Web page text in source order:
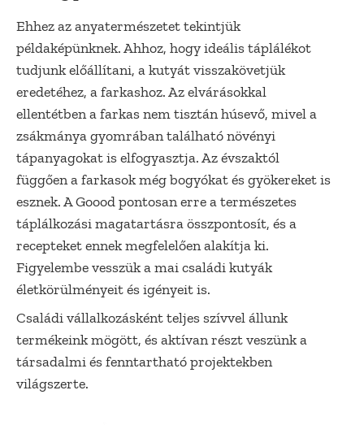
Ehhez az anyatermészetet tekintjük
példaképünknek. Ahhoz, hogy ideális táplálékot
tudjunk előállítani, a kutyát visszakövetjük
eredetéhez, a farkashoz. Az elvárásokkal
ellentétben a farkas nem tisztán húsevő, mivel a
zsákmánya gyomrában található növényi
tápanyagokat is elfogyasztja. Az évszaktól
függően a farkasok még bogyókat és gyökereket is
esznek. A Goood pontosan erre a természetes
táplálkozási magatartásra összpontosít, és a
recepteket ennek megfelelően alakítja ki.
Figyelembe vesszük a mai családi kutyák
életkörülményeit és igényeit is.
Családi vállalkozásként teljes szívvel állunk
termékeink mögött, és aktívan részt veszünk a
társadalmi és fenntartható projektekben
világszerte.